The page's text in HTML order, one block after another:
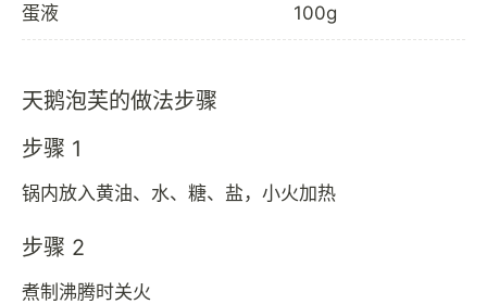
蛋液 100g
天鹅泡芙的做法步骤
步骤 1
锅内放入黄油、水、糖、盐，小火加热
步骤 2
煮制沸腾时关火